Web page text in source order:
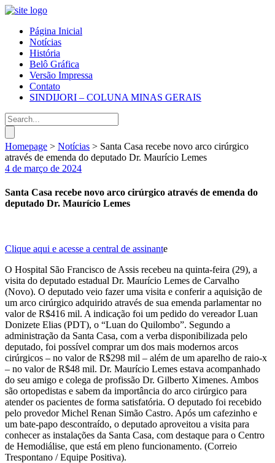
Página Inicial
Notícias
História
Belô Gráfica
Versão Impressa
Contato
SINDIJORI – COLUNA MINAS GERAIS
Homepage > Notícias > Santa Casa recebe novo arco cirúrgico
através de emenda do deputado Dr. Maurício Lemes
4 de março de 2024
Santa Casa recebe novo arco cirúrgico através de emenda do
deputado Dr. Maurício Lemes
Clique aqui e acesse a central de assinante
O Hospital São Francisco de Assis recebeu na quinta-feira (29), a
visita do deputado estadual Dr. Maurício Lemes de Carvalho
(Novo). O deputado veio fazer uma visita e conferir a aquisição de
um arco cirúrgico adquirido através de sua emenda parlamentar no
valor de R$416 mil. A indicação foi um pedido do vereador Luan
Donizete Elias (PDT), o “Luan do Quilombo”. Segundo a
administração da Santa Casa, com a verba disponibilizada pelo
deputado, foi possível comprar um dos mais modernos arcos
cirúrgicos – no valor de R$298 mil – além de um aparelho de raio-x
– no valor de R$48 mil. Dr. Maurício Lemes estava acompanhado
do seu amigo e colega de profissão Dr. Gilberto Ximenes. Ambos
são ortopedistas e sabem da importância do arco cirúrgico para
atender os pacientes de forma satisfatória. O deputado foi recebido
pelo provedor Michel Renan Simão Castro. Após um cafezinho e
um bate-papo descontraído, o deputado aproveitou a visita para
conhecer as instalações da Santa Casa, com destaque para o Centro
de Hemodiálise, que está em pleno funcionamento. (Correio
Trespontano / Equipe Positiva).